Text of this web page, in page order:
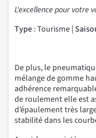
L'excellence pour votre
Type : Tourisme |
De plus, le
mélange de gomme
adhérence
de roulement elle est
d’épaulement très
stabilité dans les